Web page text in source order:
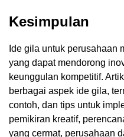
Kesimpulan
Ide gila untuk perusahaan
yang dapat mendorong
keunggulan kompetitif.
berbagai aspek ide gila,
contoh, dan tips untuk
pemikiran kreatif,
yang cermat, perusahaan